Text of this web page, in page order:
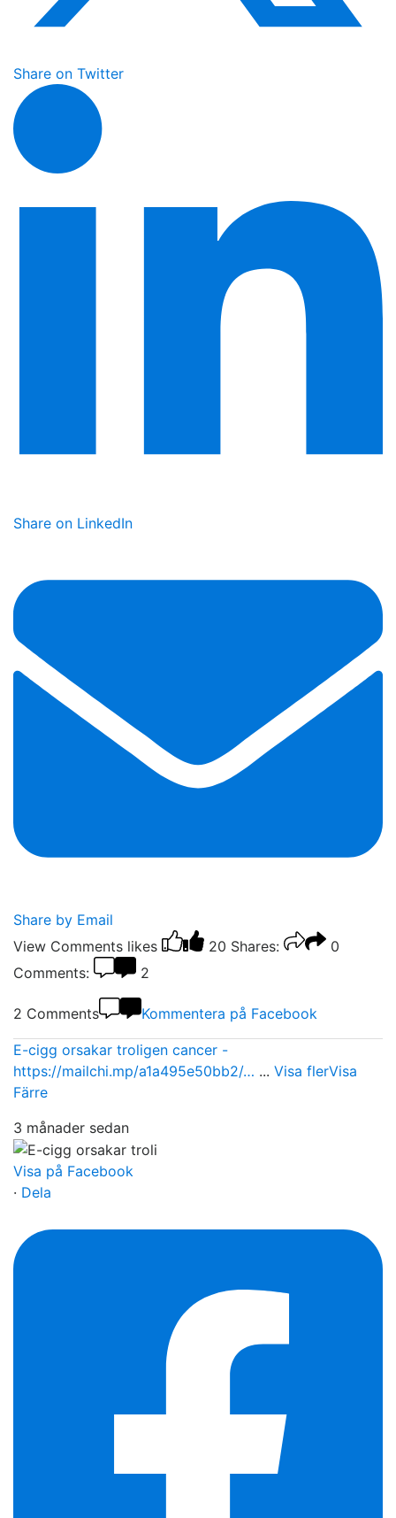
Share on Twitter
Share on LinkedIn
Share by Email
View Comments likes 20 Shares:
0
Comments:
2
2 Comments Kommentera på Facebook
E-cigg orsakar troligen cancer -
https://mailchi.mp/a1a495e50bb2/… ... Visa flerVisa
Färre
3 månader sedan
Visa på Facebook
· Dela